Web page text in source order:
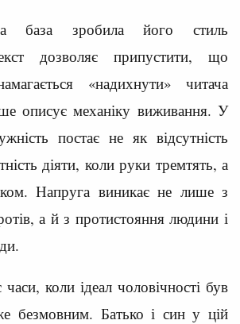
база зробила його стиль
дозволяє припустити, що
«надихнути» читача
описує механіку виживання. У
постає не як відсутність
діяти, коли руки тремтять, а
ком. Напруга виникає не лише з
а й з протистояння людини і
коли ідеал чоловічності був
безмовним. Батько і син у цій